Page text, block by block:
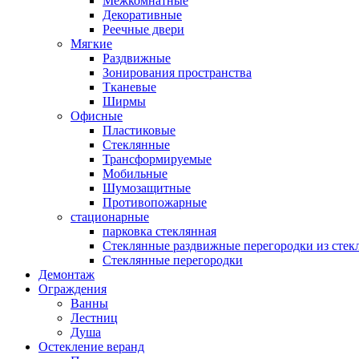
Декоративные
Реечные двери
Мягкие
Раздвижные
Зонирования пространства
Тканевые
Ширмы
Офисные
Пластиковые
Стеклянные
Трансформируемые
Мобильные
Шумозащитные
Противопожарные
стационарные
парковка стеклянная
Стеклянные раздвижные перегородки из
Стеклянные перегородки
Демонтаж
Ограждения
Ванны
Лестниц
Душа
Остекление веранд